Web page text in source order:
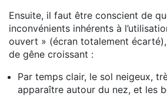
Ensuite, il faut être conscient de
inconvénients inhérents à
ouvert » (écran totalement
de gêne croissant :
Par temps clair, le sol neigeux,
apparaître autour du nez, et les